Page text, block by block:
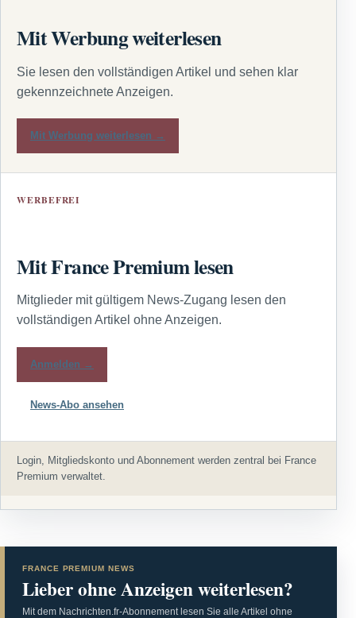
Mit Werbung weiterlesen
Sie lesen den vollständigen Artikel und sehen klar
gekennzeichnete Anzeigen.
Mit Werbung weiterlesen →
WERBEFREI
Mit France Premium lesen
Mitglieder mit gültigem News-Zugang lesen den
vollständigen Artikel ohne Anzeigen.
Anmelden →
News-Abo ansehen
Login, Mitgliedskonto und Abonnement werden zentral bei France
Premium verwaltet.
FRANCE PREMIUM NEWS
Lieber ohne Anzeigen weiterlesen?
Mit dem Nachrichten.fr-Abonnement lesen Sie alle Artikel ohne